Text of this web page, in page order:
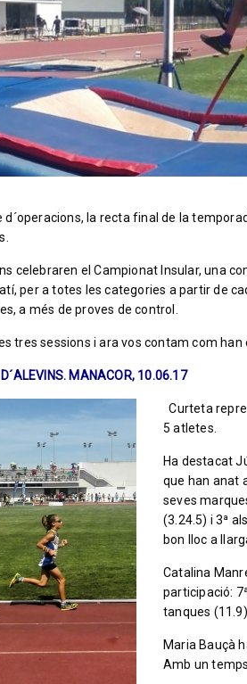
la recta final de la
celebraren el Campionat Insular, una
per a totes les categories a partir de
a més de proves de control.
tres sessions i ara vos contam com
MANACOR, 10.06.17
Curteta
5 atletes.
Ha destacat
que han anat
seves
(3.24.5) i 3ª
bon lloc a
Catalina
participació:
tanques
Maria Bauçà
Amb un